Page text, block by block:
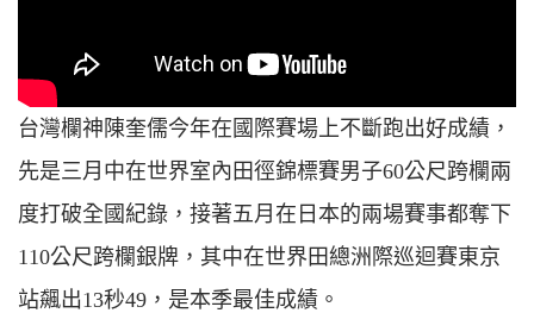
台灣欄神陳奎儒今年在國際賽場上不斷跑出好成績，
先是三月中在世界室內田徑錦標賽男子60公尺跨欄兩
度打破全國紀錄，接著五月在日本的兩場賽事都奪下
110公尺跨欄銀牌，其中在世界田總洲際巡迴賽東京
站飆出13秒49，是本季最佳成績。